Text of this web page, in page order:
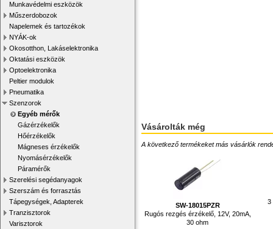
Munkavédelmi eszközök
Műszerdobozok
Napelemek és tartozékok
NYÁK-ok
Okosotthon, Lakáselektronika
Oktatási eszközök
Optoelektronika
Peltier modulok
Pneumatika
Szenzorok
Egyéb mérők
Gázérzékelők
Hőérzékelők
Mágneses érzékelők
Nyomásérzékelők
Páramérők
Szerelési segédanyagok
Szerszám és forrasztás
Tápegységek, Adapterek
Tranzisztorok
Varisztorok
Vásárolták még
A következő termékeket más vásárlók
SW-18015PZR
Rugós rezgés érzékelő, 12V, 20mA,
30 ohm
3